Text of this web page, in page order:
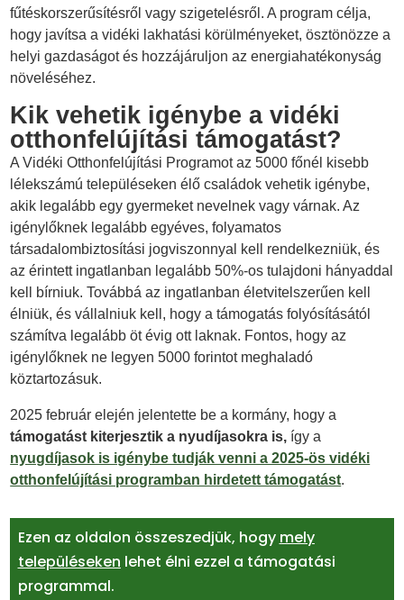
fűtéskorszerűsítésről vagy szigetelésről. A program célja,
hogy javítsa a vidéki lakhatási körülményeket, ösztönözze a
helyi gazdaságot és hozzájáruljon az energiahatékonyság
növeléséhez.
Kik vehetik igénybe a vidéki
otthonfelújítási támogatást?
A Vidéki Otthonfelújítási Programot az 5000 főnél kisebb
lélekszámú településeken élő családok vehetik igénybe,
akik legalább egy gyermeket nevelnek vagy várnak. Az
igénylőknek legalább egyéves, folyamatos
társadalombiztosítási jogviszonnyal kell rendelkezniük, és
az érintett ingatlanban legalább 50%-os tulajdoni hányaddal
kell bírniuk. Továbbá az ingatlanban életvitelszerűen kell
élniük, és vállalniuk kell, hogy a támogatás folyósításától
számítva legalább öt évig ott laknak. Fontos, hogy az
igénylőknek ne legyen 5000 forintot meghaladó
köztartozásuk.
2025 február elején jelentette be a kormány, hogy a
támogatást kiterjesztik a nyudíjasokra is, így a
nyugdíjasok is igénybe tudják venni a 2025-ös vidéki
otthonfelújítási programban hirdetett támogatást.
Ezen az oldalon összeszedjük, hogy mely
településeken lehet élni ezzel a támogatási
programmal.